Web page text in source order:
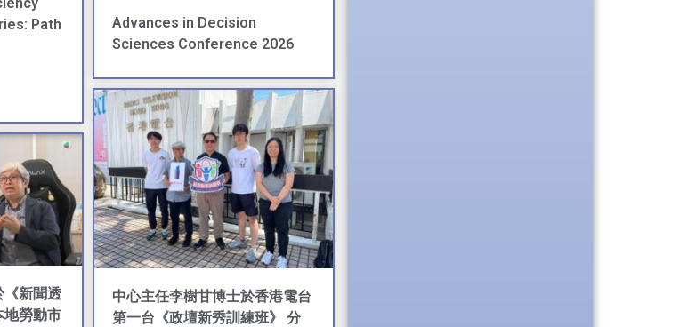
Path
Advances in Decision
Sciences Conference 2026
《新聞透
地勞動市
中心主任李樹甘博士於香港電台
第一台《政壇新秀訓練班》 分